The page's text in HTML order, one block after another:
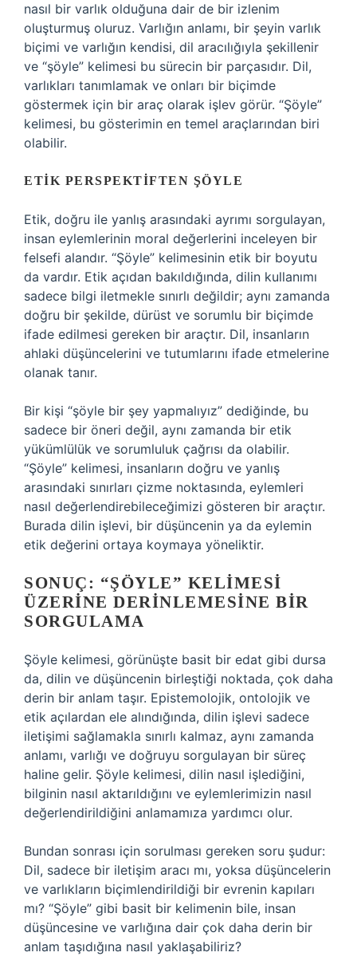
nasıl bir varlık olduğuna dair de bir izlenim
oluşturmuş oluruz. Varlığın anlamı, bir şeyin varlık
biçimi ve varlığın kendisi, dil aracılığıyla şekillenir
ve “şöyle” kelimesi bu sürecin bir parçasıdır. Dil,
varlıkları tanımlamak ve onları bir biçimde
göstermek için bir araç olarak işlev görür. “Şöyle”
kelimesi, bu gösterimin en temel araçlarından biri
olabilir.
ETIK PERSPEKTIFTEN ŞÖYLE
Etik, doğru ile yanlış arasındaki ayrımı sorgulayan,
insan eylemlerinin moral değerlerini inceleyen bir
felsefi alandır. “Şöyle” kelimesinin etik bir boyutu
da vardır. Etik açıdan bakıldığında, dilin kullanımı
sadece bilgi iletmekle sınırlı değildir; aynı zamanda
doğru bir şekilde, dürüst ve sorumlu bir biçimde
ifade edilmesi gereken bir araçtır. Dil, insanların
ahlaki düşüncelerini ve tutumlarını ifade etmelerine
olanak tanır.
Bir kişi “şöyle bir şey yapmalıyız” dediğinde, bu
sadece bir öneri değil, aynı zamanda bir etik
yükümlülük ve sorumluluk çağrısı da olabilir.
“Şöyle” kelimesi, insanların doğru ve yanlış
arasındaki sınırları çizme noktasında, eylemleri
nasıl değerlendirebileceğimizi gösteren bir araçtır.
Burada dilin işlevi, bir düşüncenin ya da eylemin
etik değerini ortaya koymaya yöneliktir.
SONUÇ: “ŞÖYLE” KELIMESI
ÜZERINE DERINLEMESINE BIR
SORGULAMA
Şöyle kelimesi, görünüşte basit bir edat gibi dursa
da, dilin ve düşüncenin birleştiği noktada, çok daha
derin bir anlam taşır. Epistemolojik, ontolojik ve
etik açılardan ele alındığında, dilin işlevi sadece
iletişimi sağlamakla sınırlı kalmaz, aynı zamanda
anlamı, varlığı ve doğruyu sorgulayan bir süreç
haline gelir. Şöyle kelimesi, dilin nasıl işlediğini,
bilginin nasıl aktarıldığını ve eylemlerimizin nasıl
değerlendirildiğini anlamamıza yardımcı olur.
Bundan sonrası için sorulması gereken soru şudur:
Dil, sadece bir iletişim aracı mı, yoksa düşüncelerin
ve varlıkların biçimlendirildiği bir evrenin kapıları
mı? “Şöyle” gibi basit bir kelimenin bile, insan
düşüncesine ve varlığına dair çok daha derin bir
anlam taşıdığına nasıl yaklaşabiliriz?